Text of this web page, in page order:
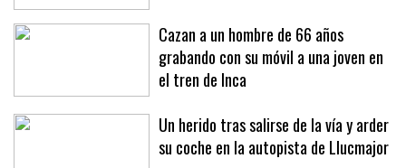
Cazan a un hombre de 66 años
grabando con su móvil a una joven en
el tren de Inca
Un herido tras salirse de la vía y arder
su coche en la autopista de Llucmajor